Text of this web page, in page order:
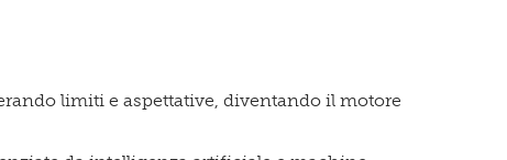
Questo
limiti e aspettative, diventando il motore